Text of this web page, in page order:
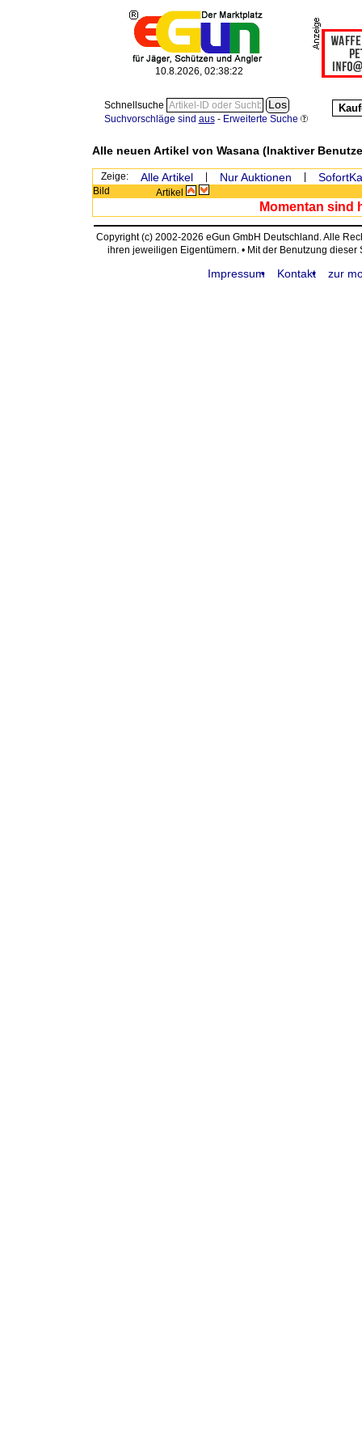
10.8.2026, 02:38:22
Schnellsuche
Suchvorschläge sind aus- Erweiterte Suche
Alle neuen Artikel von Wasana (Inaktiver
Zeige: Alle Artikel Nur Auktionen
Bild Artikel
Momentan sind
Copyright (c) 2002-2026 eGun GmbH Deutschland. Alle
ihren jeweiligen Eigentümern. • Mit der Benutzung
Impressum Kontakt zur